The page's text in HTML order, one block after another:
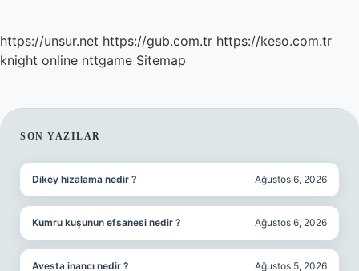
https://unsur.net https://gub.com.tr https://keso.com.tr
knight online nttgame Sitemap
SIDEBAR
SON YAZILAR
Dikey hizalama nedir ? Ağustos 6, 2026
Kumru kuşunun efsanesi nedir ? Ağustos 6, 2026
Avesta inancı nedir ? Ağustos 5, 2026